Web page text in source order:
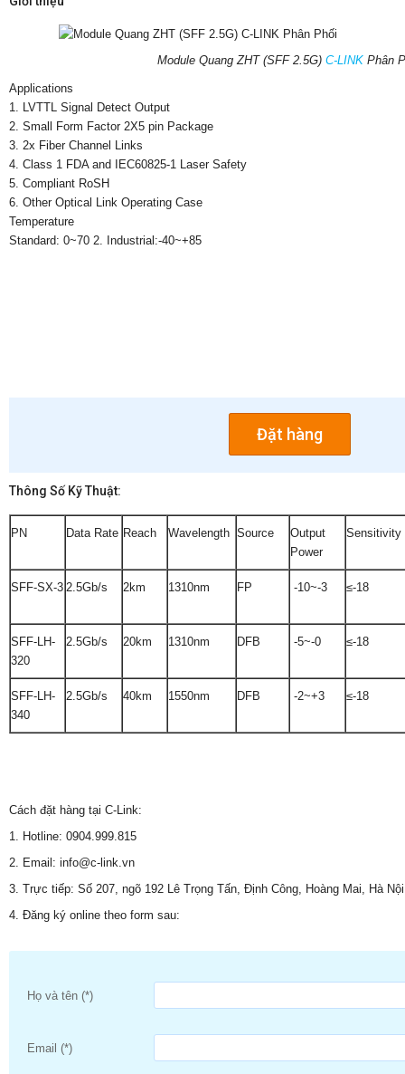
Module Quang ZHT (SFF 2.5G) C-LINK Phân
Applications
1. LVTTL Signal Detect Output
2. Small Form Factor 2X5 pin Package
3. 2x Fiber Channel Links
4. Class 1 FDA and IEC60825-1 Laser Safety
5. Compliant RoSH
6. Other Optical Link Operating Case
Temperature
Standard: 0~70 2. Industrial:-40~+85
Đặt hàng
Thông Số Kỹ Thuật:
PN Data Rate Reach Wavelength Source
Output
Power
Sensitivity
SFF-SX-3 2.5Gb/s 2km 1310nm FP -10~-3 ≤-18
SFF-LH-
320
2.5Gb/s 20km 1310nm DFB -5~-0 ≤-18
SFF-LH-
340
2.5Gb/s 40km 1550nm DFB -2~+3 ≤-18
Cách đặt hàng tại C-Link:
1. Hotline: 0904.999.815
2. Email: info@c-link.vn
3. Trực tiếp: Số 207, ngõ 192 Lê Trọng Tấn, Định Công, Hoàng Mai, Hà Nội
4. Đăng ký online theo form sau:
Họ và tên (*)
Email (*)